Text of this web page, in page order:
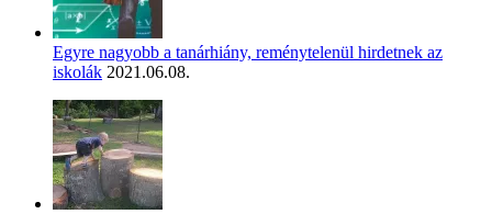
Egyre nagyobb a tanárhiány, reménytelenül hirdetnek az
iskolák 2021.06.08.